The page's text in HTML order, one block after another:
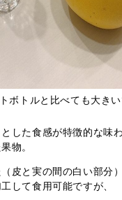
ボトルと比べても大き
した食感が特徴的な味
物。
皮と実の間の白い部分
して食用可能ですが、